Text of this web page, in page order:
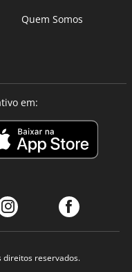
Quem Somos
em:
direitos reservados.